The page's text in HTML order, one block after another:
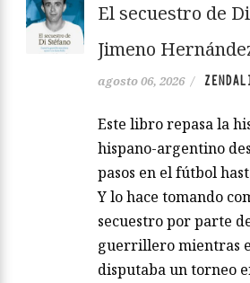
El secuestro de
Jimeno
agosto 06, 2026 /
Este libro repasa la
hispano-argentino
pasos en el fútbol
Y lo hace tomando
secuestro por parte
guerrillero mientras
disputaba un torneo